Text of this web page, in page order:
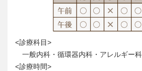
<診療科目>
一般内科・循環器内科・アレルギー科
<診療時間>